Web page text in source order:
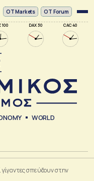
100 DAX 30 CAC 40
ΟΤ Markets OT Forum
WORLD
γίγαντες σπεύδουν στην